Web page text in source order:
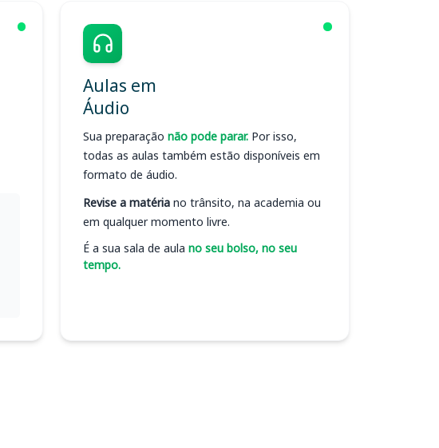
Aulas em
Áudio
Sua preparação não pode parar. Por isso,
todas as aulas também estão disponíveis em
formato de áudio.
Revise a matéria no trânsito, na academia ou
em qualquer momento livre.
É a sua sala de aula no seu bolso, no seu
tempo.